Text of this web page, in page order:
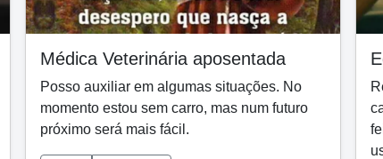
Médica Veterinária aposentada
Posso auxiliar em algumas situações. No
momento estou sem carro, mas num futuro
próximo será mais fácil.